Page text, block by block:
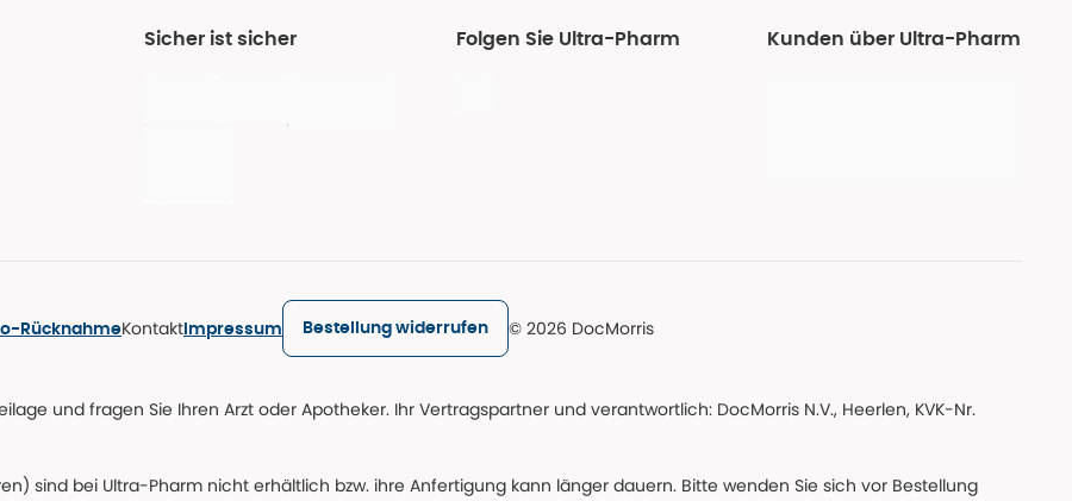
Sicher ist sicher Folgen Sie Ultra-Pharm Kunden über Ultra-Pharm
RücknahmeKontakt Impressum Bestellung widerrufen © 2026 DocMorris
und fragen Sie Ihren Arzt oder Apotheker. Ihr Vertragspartner und verantwortlich: DocMorris N.V., Heerlen, KVK-Nr.
sind bei Ultra-Pharm nicht erhältlich bzw. ihre Anfertigung kann länger dauern. Bitte wenden Sie sich vor Bestellung